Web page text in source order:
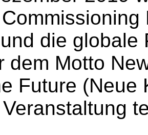
die
dem Motto
Future (Neue